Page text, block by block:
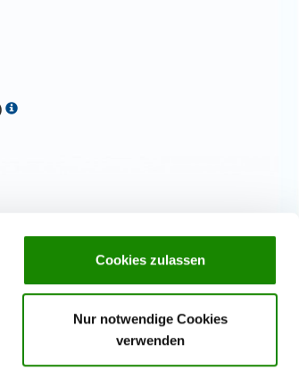
Cookies zulassen
Nur notwendige Cookies
verwenden